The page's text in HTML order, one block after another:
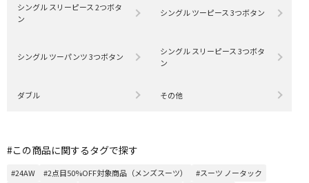
シングル スリーピース 2つボタ
ン
シングル ツーピース 3つボタン
シングル ツーパンツ 3つボタン
シングル スリーピース 3つボタ
ン
ダブル その他
#この商品に関するタグで探す
#24AW #2点目50%OFF対象商品（メンズスーツ）
#スーツ ノータック